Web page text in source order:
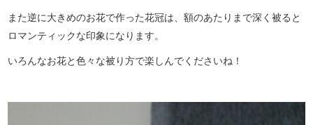
また逆に大きめのお花で作った花冠は、額のあたりまで深く被ると
ロマンティックな印象になります。
いろんなお花と色々な被り方で楽しんでくださいね！